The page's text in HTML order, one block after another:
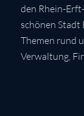
den Rhein-
schönen
Themen rund
Verwaltung,